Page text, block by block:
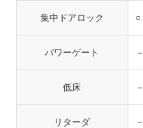
集中ドアロック ○
パワーゲート －
低床 －
リターダ －